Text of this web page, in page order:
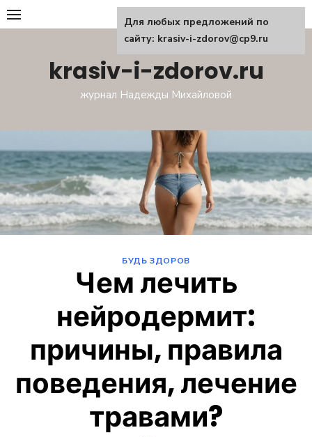
Перейти
к
krasiv-i-zdorov.ru
журнал Надежды Михайловой
БУДЬ ЗДОРОВ
Чем лечить
нейродермит:
причины, правила
поведения, лечение
травами?
Для любых предложений по
сайту: krasiv-i-zdorov@cp9.ru